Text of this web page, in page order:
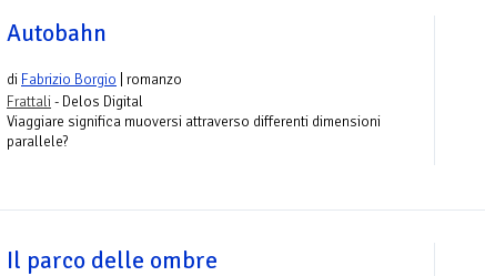
Autobahn
di Fabrizio Borgio | romanzo
Frattali - Delos Digital
Viaggiare significa muoversi attraverso differenti dimensioni
parallele?
Il parco delle ombre